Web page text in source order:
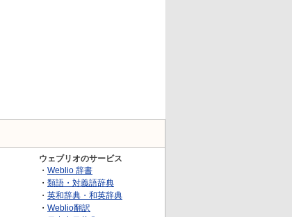
ウェブリオのサービス
・ Weblio 辞書
・ 類語・対義語辞典
・ 英和辞典・和英辞典
・ Weblio翻訳